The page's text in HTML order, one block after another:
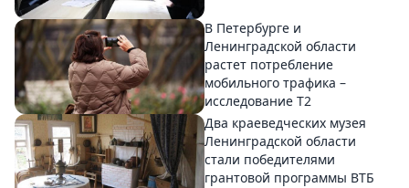
В Петербурге и
Ленинградской области
растет потребление
мобильного трафика –
исследование T2
Два краеведческих музея
Ленинградской области
стали победителями
грантовой программы ВТБ